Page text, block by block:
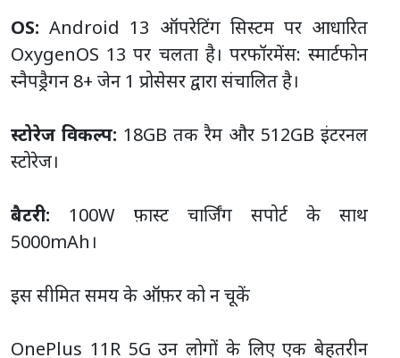
OS:Android 13 ऑपरेटिंग सिस्टम पर आधारित
OxygenOS 13 पर चलता है। परफॉरमेंस: स्मार्टफोन
स्नैपड्रैगन 8+ जेन 1 प्रोसेसर द्वारा संचालित है।
स्टोरेज विकल्प: 18GB तक रैम और 512GB इंटरनल
स्टोरेज।
बैटरी: 100W फ़ास्ट चार्जिंग सपोर्ट के साथ
5000mAh।
इस सीमित समय के ऑफ़र को न चूकें
OnePlus 11R 5G उन लोगों के लिए एक बेहतरीन